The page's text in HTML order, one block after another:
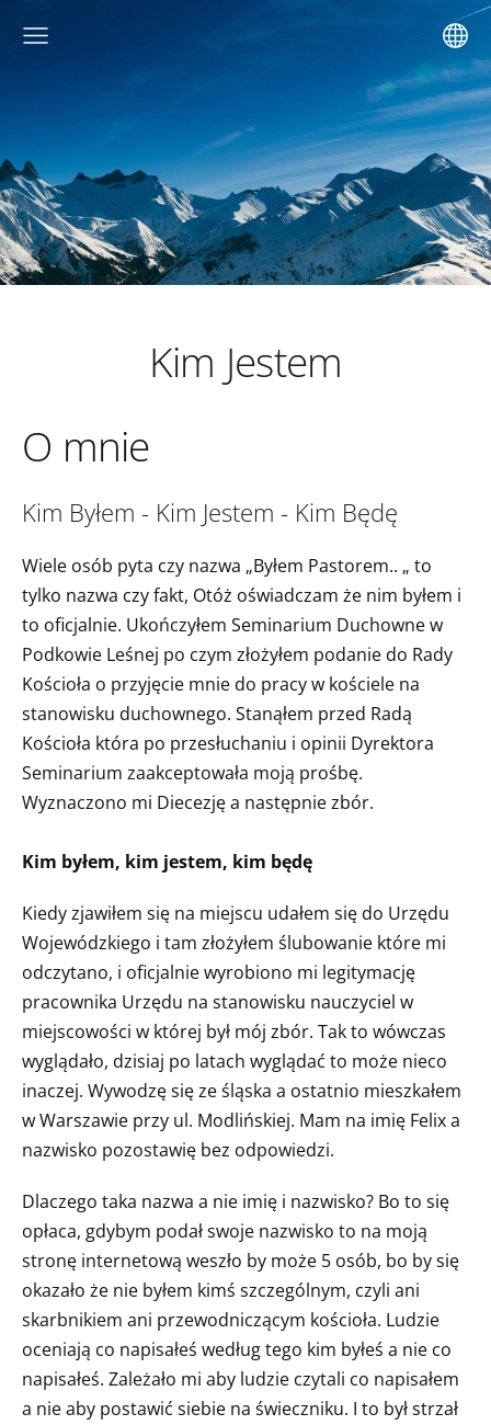
Kim Jestem
O mnie
Kim Byłem - Kim Jestem - Kim Będę
Wiele osób pyta czy nazwa „Byłem Pastorem.. „ to
tylko nazwa czy fakt, Otóż oświadczam że nim byłem i
to oficjalnie. Ukończyłem Seminarium Duchowne w
Podkowie Leśnej po czym złożyłem podanie do Rady
Kościoła o przyjęcie mnie do pracy w kościele na
stanowisku duchownego. Stanąłem przed Radą
Kościoła która po przesłuchaniu i opinii Dyrektora
Seminarium zaakceptowała moją prośbę.
Wyznaczono mi Diecezję a następnie zbór.
Kim byłem, kim jestem, kim będę
Kiedy zjawiłem się na miejscu udałem się do Urzędu
Wojewódzkiego i tam złożyłem ślubowanie które mi
odczytano, i oficjalnie wyrobiono mi legitymację
pracownika Urzędu na stanowisku nauczyciel w
miejscowości w której był mój zbór. Tak to wówczas
wyglądało, dzisiaj po latach wyglądać to może nieco
inaczej. Wywodzę się ze śląska a ostatnio mieszkałem
w Warszawie przy ul. Modlińskiej. Mam na imię Felix a
nazwisko pozostawię bez odpowiedzi.
Dlaczego taka nazwa a nie imię i nazwisko? Bo to się
opłaca, gdybym podał swoje nazwisko to na moją
stronę internetową weszło by może 5 osób, bo by się
okazało że nie byłem kimś szczególnym, czyli ani
skarbnikiem ani przewodniczącym kościoła. Ludzie
oceniają co napisałeś według tego kim byłeś a nie co
napisałeś. Zależało mi aby ludzie czytali co napisałem
a nie aby postawić siebie na świeczniku. I to był strzał